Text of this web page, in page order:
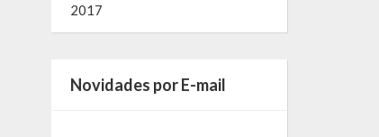
2017
Novidades por E-mail